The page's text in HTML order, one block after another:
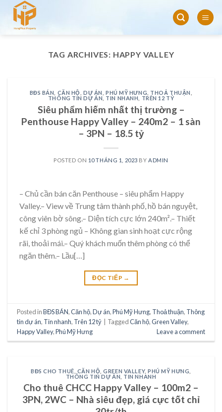
Skip
content
TAG ARCHIVES: HAPPY VALLEY
BĐS BÁN CĂN HỘ ,DỰ ÁN PHÚ MỸ HƯNG THOẢ THUẬN
THÔNG TIN DỰ ÁN, TIN NHANH TRÊN 12 TỶ
Siêu phẩm hiếm nhất thị trường –
Penthouse Happy Valley – 240m2 – 1 sàn
– 3PN – 18.5 tỷ
POSTED ON 10 THÁNG 1, 2023 BY ADMIN
– Chủ cần bán căn Penthouse – siêu phẩm Happy
Valley.– View về Trung tâm thành phố, hồ bán nguyệt,
công viên bờ sông.– Diện tích cực lớn 240m².– Thiết
kế chỉ 3 phòng ngủ – Không gian sinh hoạt cực rộng
rãi, thoải mái.– Quý khách muốn thêm phòng có thể
ngăn thêm.– Lầu[…]
ĐỌC TIẾP →
Posted inBĐS BÁN,Căn hộ,Dự án,Phú Mỹ Hưng, Thoả thuận, Thông
tin dự án, Tin nhanh, Trên 12 tỷ TaggedCăn hộ,Green Valley,
Happy Valley,Phú Mỹ Hưng Leave a comment
BĐS CHO THUÊ CĂN HỘ ,GREEN VALLEY,PHÚ MỸ HƯNG
THÔNG TIN DỰ ÁN
TIN NHANH
Cho thuê CHCC Happy Valley – 100m2 –
3PN, 2WC – Nhà siêu đẹp, giá cực tốt chỉ